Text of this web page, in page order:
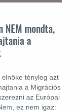
NEM mondta,
a
tényleg azt
a Migrációs
az Európai
ez nem igaz: